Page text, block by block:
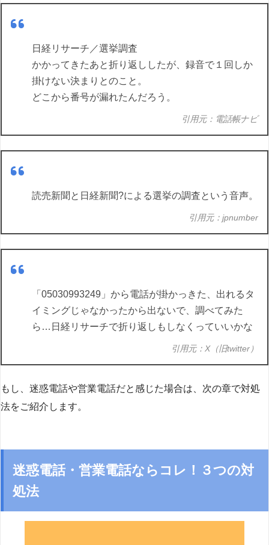
日経リサーチ／選挙調査
かかってきたあと折り返ししたが、録音で１回しか
掛けない決まりとのこと。
どこから番号が漏れたんだろう。
引用元：電話帳ナビ
読売新聞と日経新聞?による選挙の調査という音声。
引用元：jpnumber
「05030993249」から電話が掛かっきた、出れるタ
イミングじゃなかったから出ないで、調べてみた
ら…日経リサーチで折り返しもしなくっていいかな
引用元：X（旧twitter）
もし、迷惑電話や営業電話だと感じた場合は、次の章で対処
法をご紹介します。
迷惑電話・営業電話ならコレ！３つの対
処法